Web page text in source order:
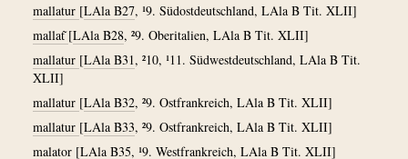
mallatur [LAla B27, ¹9. Südostdeutschland, LAla B Tit. XLII]
mallat͂[LAla B28, ²9. Oberitalien, LAla B Tit. XLII]
mallatur [LAla B31, ²10, ¹11. Südwestdeutschland, LAla B Tit.
XLII]
mallatur [LAla B32, ²9. Ostfrankreich, LAla B Tit. XLII]
mallatur [LAla B33, ²9. Ostfrankreich, LAla B Tit. XLII]
malator [LAla B35, ¹9. Westfrankreich, LAla B Tit. XLII]